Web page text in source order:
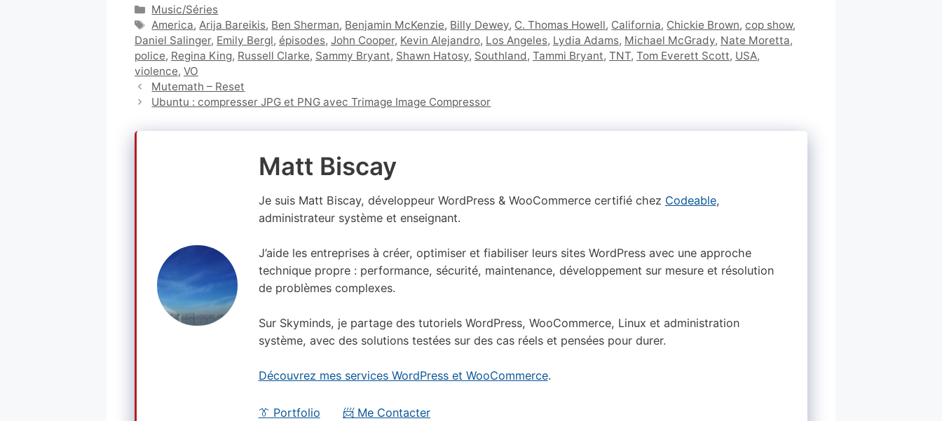
Catégories
Music/Séries
Étiquettes
America,Arija Bareikis, Ben Sherman, Benjamin McKenzie, Billy Dewey, C. Thomas Howell, California, Chickie Brown,cop show,
Daniel Salinger, Emily Bergl, épisodes, John Cooper, Kevin Alejandro, Los Angeles, Lydia Adams, Michael McGrady, Nate Moretta,
police, Regina King, Russell Clarke, Sammy Bryant, Shawn Hatosy, Southland, Tammi Bryant, TNT, Tom Everett Scott, USA,
violence, VO
Mutemath – Reset
Ubuntu : compresser JPG et PNG avec Trimage Image Compressor
Matt Biscay
Je suis Matt Biscay, développeur WordPress & WooCommerce certifié chez Codeable,
administrateur système et enseignant.
J’aide les entreprises à créer, optimiser et fiabiliser leurs sites WordPress avec une approche
technique propre : performance, sécurité, maintenance, développement sur mesure et résolution
de problèmes complexes.
Sur Skyminds, je partage des tutoriels WordPress, WooCommerce, Linux et administration
système, avec des solutions testées sur des cas réels et pensées pour durer.
Découvrez mes services WordPress et WooCommerce.
👔 Portfolio 📨 Me Contacter